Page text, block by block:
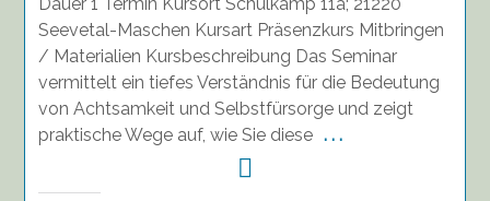
Seevetal-Maschen Kursart Präsenzkurs Mitbringen
/ Materialien Kursbeschreibung Das Seminar
vermittelt ein tiefes Verständnis für die Bedeutung
von Achtsamkeit und Selbstfürsorge und zeigt
praktische Wege auf, wie Sie diese . . .